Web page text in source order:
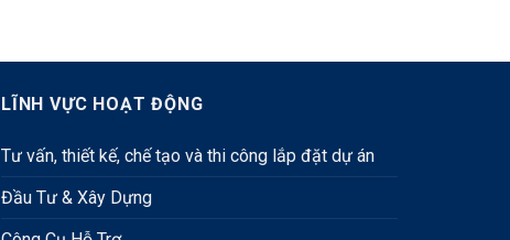
LĨNH VỰC HOẠT ĐỘNG
Tư vấn, thiết kế, chế tạo và thi công lắp đặt dự án
Đầu Tư & Xây Dựng